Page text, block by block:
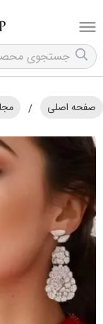
صفحه اصلی /